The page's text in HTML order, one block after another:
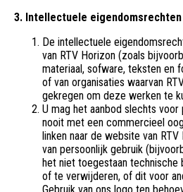
3. Intellectuele eigendomsrechten
De intellectuele
van RTV Horizon (zoals
materiaal, sofware, teksten en
of van organisaties waarvan
gekregen om deze werken te
U mag het aanbod slechts
nooit met een commercieel
linken naar de website van
van persoonlijk gebruik
het niet toegestaan technische
of te verwijderen, of dit voor